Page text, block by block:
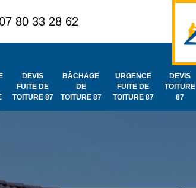
80 33 28 62
DEVIS
FUITE DE
TOITURE 87
BÂCHAGE
DE
TOITURE 87
URGENCE
FUITE DE
TOITURE 87
DEVIS
TOITURE
87